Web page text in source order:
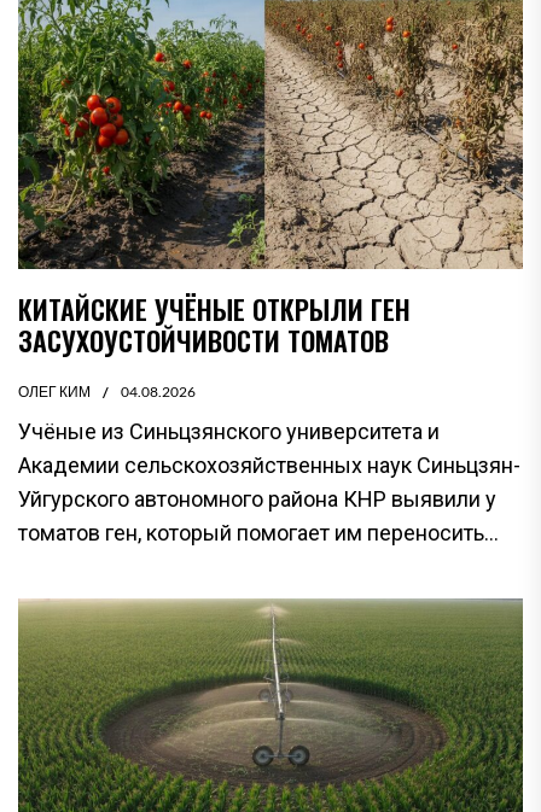
КИТАЙСКИЕ УЧЁНЫЕ ОТКРЫЛИ ГЕН
ЗАСУХОУСТОЙЧИВОСТИ ТОМАТОВ
ОЛЕГ КИМ 04.08.2026
Учёные из Синьцзянского университета и
Академии сельскохозяйственных наук Синьцзян-
Уйгурского автономного района КНР выявили у
томатов ген, который помогает им переносить...